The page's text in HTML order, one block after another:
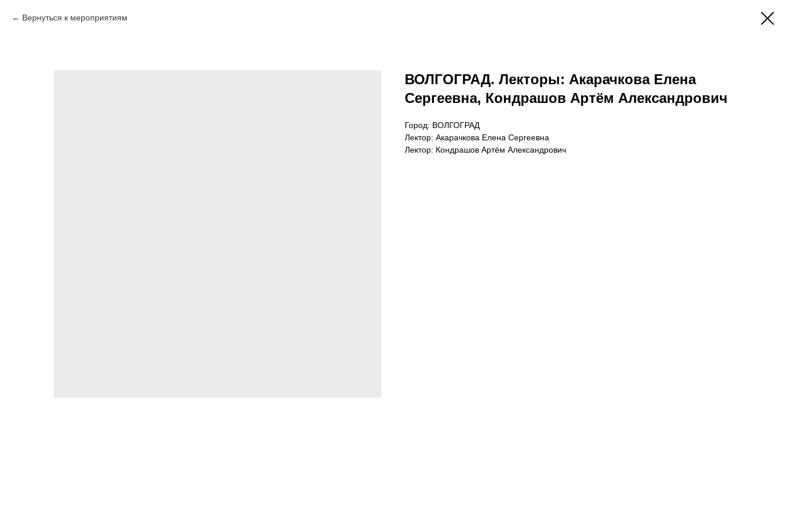
Вернуться к мероприятиям
ВОЛГОГРАД. Лекторы: Акарачкова Елена
Сергеевна, Кондрашов Артём Александрович
Город: ВОЛГОГРАД
Лектор: Акарачкова Елена Сергеевна
Лектор: Кондрашов Артём Александрович